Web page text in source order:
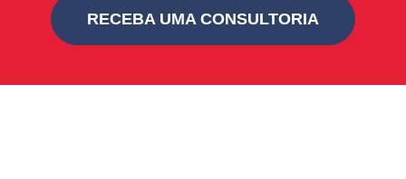
RECEBA UMA CONSULTORIA